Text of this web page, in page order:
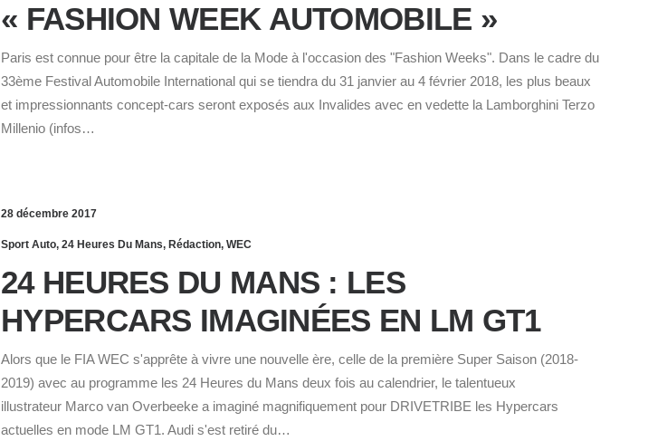
« FASHION WEEK AUTOMOBILE »
Paris est connue pour être la capitale de la Mode à l'occasion des "Fashion Weeks". Dans le cadre du
33ème Festival Automobile International qui se tiendra du 31 janvier au 4 février 2018, les plus beaux
et impressionnants concept-cars seront exposés aux Invalides avec en vedette la Lamborghini Terzo
Millenio (infos…
28 décembre 2017
Sport Auto, 24 Heures Du Mans, Rédaction, WEC
24 HEURES DU MANS : LES
HYPERCARS IMAGINÉES EN LM GT1
Alors que le FIA WEC s'apprête à vivre une nouvelle ère, celle de la première Super Saison (2018-
2019) avec au programme les 24 Heures du Mans deux fois au calendrier, le talentueux
illustrateur Marco van Overbeeke a imaginé magnifiquement pour DRIVETRIBE les Hypercars
actuelles en mode LM GT1. Audi s'est retiré du…